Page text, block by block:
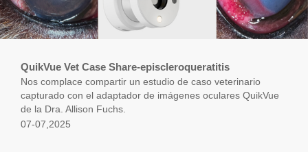
QuikVue Vet Case Share-episcleroqueratitis
Nos complace compartir un estudio de caso veterinario
capturado con el adaptador de imágenes oculares QuikVue
de la Dra. Allison Fuchs.
07-07,2025